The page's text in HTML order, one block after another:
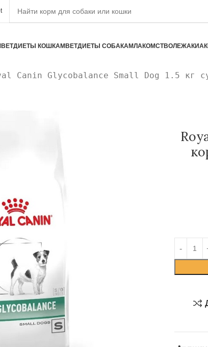
ВЕТДИЕТЫ КОШКАМ ВЕТДИЕТЫ СОБАКАМЛАКОМСТВОЛЕЖАКИ
Canin Glycobalance Small Dog 1.5 кг